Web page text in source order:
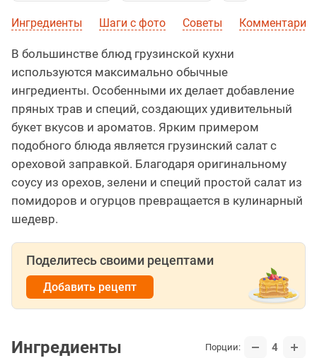
Ингредиенты Шаги с фото Советы Комментарии
В большинстве блюд грузинской кухни
используются максимально обычные
ингредиенты. Особенными их делает добавление
пряных трав и специй, создающих удивительный
букет вкусов и ароматов. Ярким примером
подобного блюда является грузинский салат с
ореховой заправкой. Благодаря оригинальному
соусу из орехов, зелени и специй простой салат из
помидоров и огурцов превращается в кулинарный
шедевр.
Поделитесь своими рецептами
Добавить рецепт
Ингредиенты Порции: 4